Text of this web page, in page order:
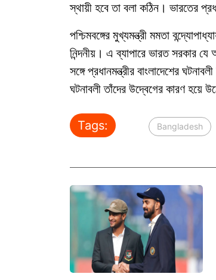
স্থায়ী হবে তা বলা কঠিন। ভারতের
পশ্চিমবঙ্গের মুখ্যমন্ত্রী মমতা
নিন্দনীয়। এ ব্যাপারে ভারত সরকার
সঙ্গে প্রধানমন্ত্রীর বাংলাদেশের
ঘটনাবলী তাঁদের উদ্বেগের কারণ
Tags: Bangladesh